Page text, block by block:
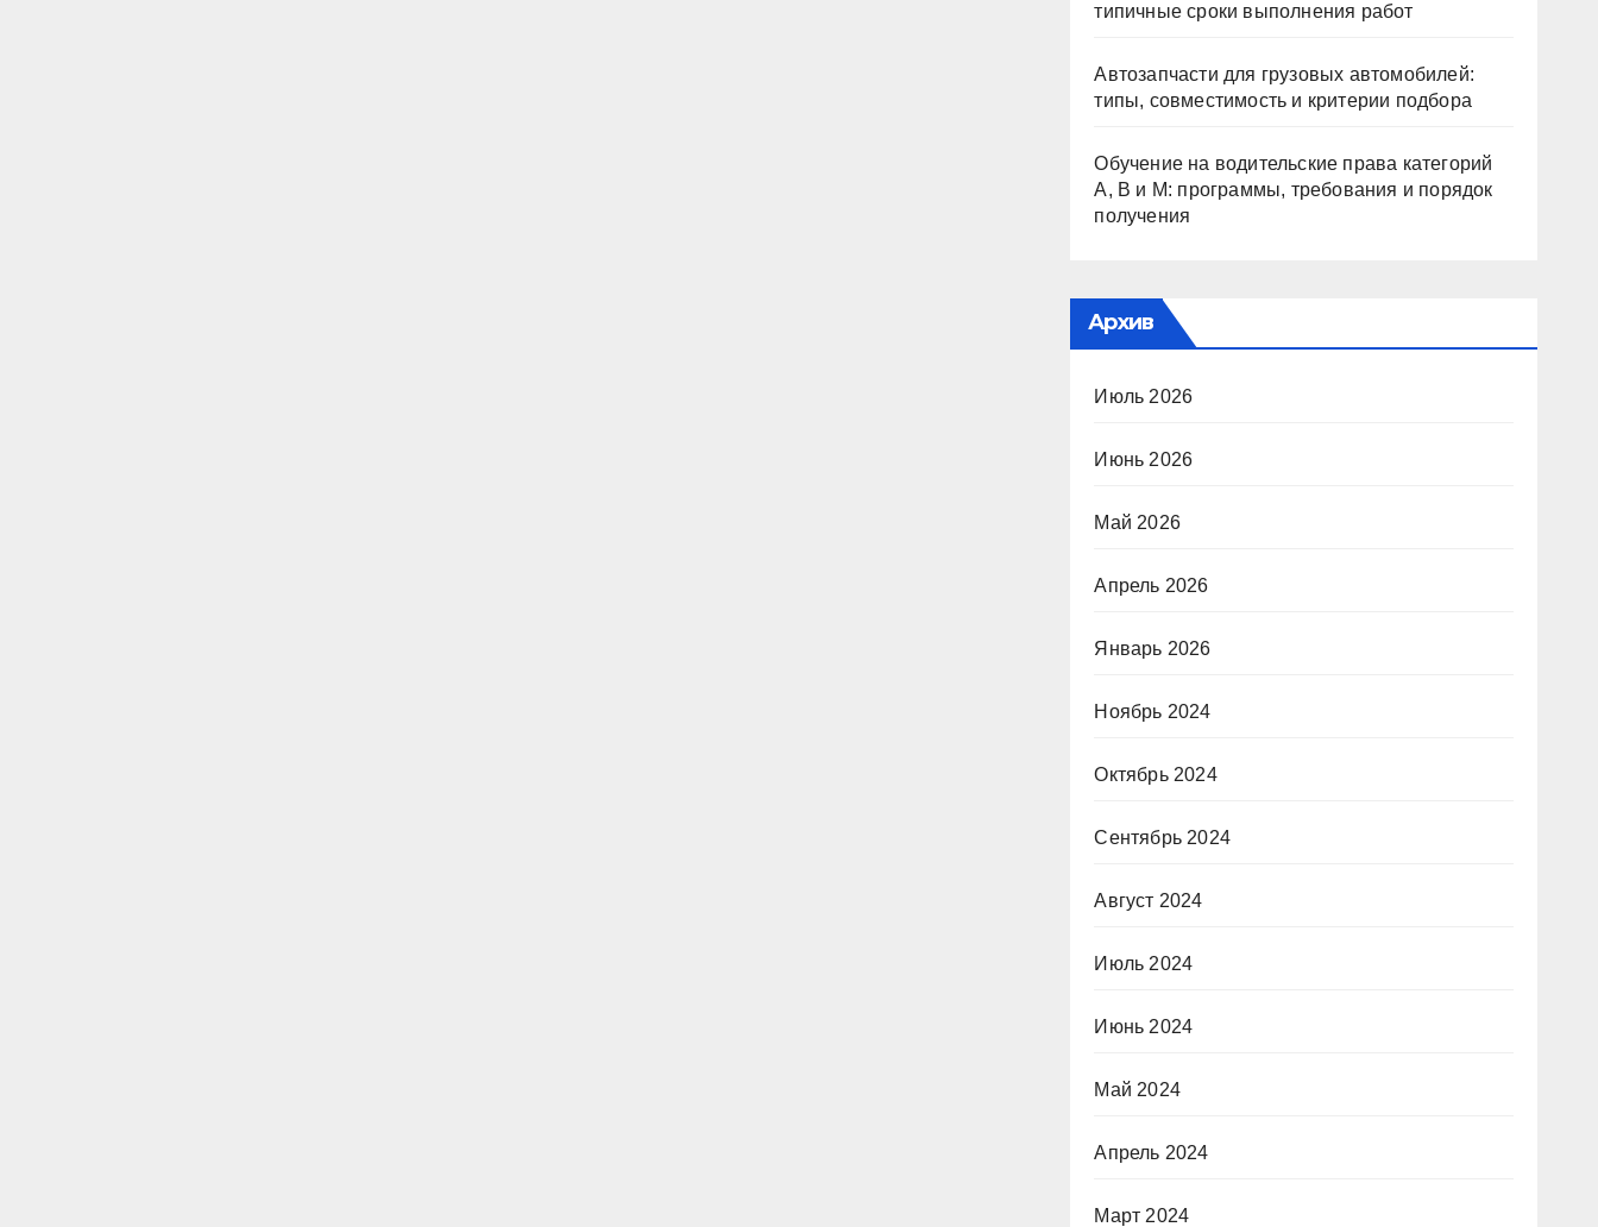
типичные сроки выполнения работ
Автозапчасти для грузовых автомобилей:
типы, совместимость и критерии подбора
Обучение на водительские права категорий
A, B и M: программы, требования и порядок
получения
Архив
Июль 2026
Июнь 2026
Май 2026
Апрель 2026
Январь 2026
Ноябрь 2024
Октябрь 2024
Сентябрь 2024
Август 2024
Июль 2024
Июнь 2024
Май 2024
Апрель 2024
Март 2024